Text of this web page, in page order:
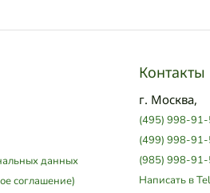
данных
соглашение)
Контакты
г. Москва,
(495) 998-
(499) 998-
(985) 998-
Написать в